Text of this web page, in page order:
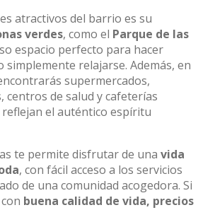
atractivos del barrio es su
verdes, como el Parque de las
espacio perfecto para hacer
simplemente relajarse. Además, en
supermercados,
centros de salud y cafeterías
el auténtico espíritu
te permite disfrutar de una vida
, con fácil acceso a los servicios
de una comunidad acogedora. Si
buena calidad de vida, precios